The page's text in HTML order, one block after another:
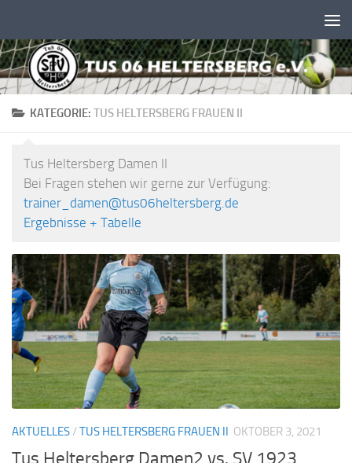
KATEGORIE: TUS HELTERSBERG FRAUEN II
Tus Heltersberg Damen II
Bei Fragen stehen wir gerne zur Verfügung:
trainer_damen@tus06heltersberg.de
Ergebnisse + Tabelle
AKTUELLES /TUS HELTERSBERG FRAUEN II OKTOBER 3, 2021
Tus Heltersberg Damen2 vs. SV 1923